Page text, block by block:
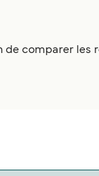
comparer les